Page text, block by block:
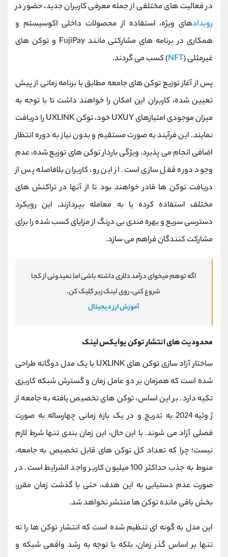
در فعالیت‌ های مختلفی از جمله معرفی کاربران جدید، حضور در
رویدادهای ویژه، استفاده از محصولات داخلی اکوسیستم و
همکاری در برنامه‌ های مشارکتی مانند FujiPay و توکن‌ های
غیرمثلی (NFT) کسب می گردند.
پس از آغاز توزیع توکن ‌های جامعه مطابق با برنامه زمانی از پیش
تعیین‌ شده، کاربران این امکان را خواهند داشت تا با توجه به
میزان موجودی امتیازهای UXUY خود، توکن UXLINK را دریافت
نمایند. این فرآیند به صورت مستقیم و بدون نیاز به دوره انتظار
اضافی انجام می ‌پذیرد. ویژگی باردار توکن‌ های توزیع ‌شده، عدم
وجود دوره قفل ‌سازی است. از این رو، کاربران بلافاصله پس از
دریافت توکن‌ ها قادر خواهند بود تا از آ‌نها در تراکنش ‌های
مختلف استفاده کرده یا به معامله بپردازند. این رویکرد
دسترسی سریع و بهره ‌مندی بی ‌درنگ از مزایای کسب ‌شده را برای
مشارکت ‌کنندگان فراهم می ‌سازد.
اگه توهم میخوای درآمد دلاری داشته باشی اما نمیدونی از کجا
شروع کنی، روی لینک زیر کلیک کن.
آموزش ارز دیجیتال
محدودیت های انتشار توکن یو‌ایکس لینک
ساختار آزاد سازی توکن‌ های UXLINK با یک مدل دوگانه طراحی
شده است که همزمان بر دو عامل زمان و گسترش شبکه کاربری
تکیه دارد. بر این اساس، توکن‌ های تخصیص ‌یافته به جامعه از
ژوئیه 2024 به تدریج و در یک بازه زمانی چهارساله به صورت
فصلی آزاد می ‌شوند. با این حال، این زمان ‌بندی تنها شرط لازم
نیست؛ چرا که تعداد کل توکن ‌های قابل تخصیص به جامعه،
منوط به جذب حداکثر 100 میلیون کاربر واجد ‌الشرایط است. در
صورت عدم دستیابی به این هدف، حتی با گذشت زمان مقرر،
بخش باقی ‌مانده توکن‌ ها منتشر نخواهد شد.
این مدل به گونه ‌ای تنظیم شده است که انتشار توکن ‌ها را نه
تنها بر اساس گذر زمان، بلکه با توجه به رشد واقعی شبکه و